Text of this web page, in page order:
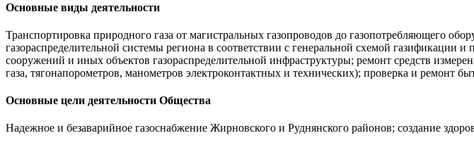
Основные виды деятельности
Транспортировка природного газа от магистральных газопроводов до газопотребляющего
газораспределительной системы региона в соответствии с генеральной схемой
сооружений и иных объектов газораспределительной инфраструктуры; ремонт средств
газа, тягонапорометров, манометров электроконтактных и технических); проверка и ремонт
Основные цели деятельности Общества
Надежное и безаварийное газоснабжение Жирновского и Руднянского районов; создание